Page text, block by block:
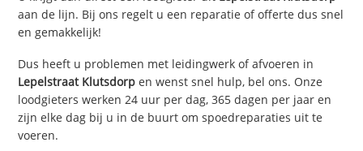
aan de lijn. Bij ons regelt u een reparatie of offerte dus snel
en gemakkelijk!
Dus heeft u problemen met leidingwerk of afvoeren in
Lepelstraat Klutsdorp en wenst snel hulp, bel ons. Onze
loodgieters werken 24 uur per dag, 365 dagen per jaar en
zijn elke dag bij u in de buurt om spoedreparaties uit te
voeren.